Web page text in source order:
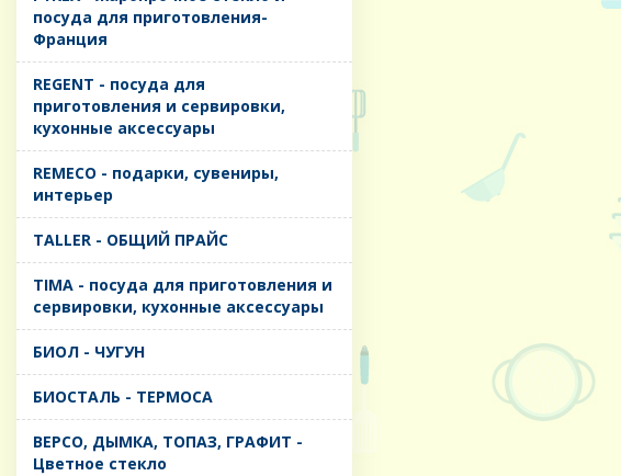
посуда для приготовления-
Франция
REGENT - посуда для
приготовления и сервировки,
кухонные аксессуары
REMECO - подарки, сувениры,
интерьер
TALLER - ОБЩИЙ ПРАЙС
TIMA - посуда для приготовления и
сервировки, кухонные аксессуары
БИОЛ - ЧУГУН
БИОСТАЛЬ - ТЕРМОСА
ВЕРСО, ДЫМКА, ТОПАЗ, ГРАФИТ -
Цветное стекло